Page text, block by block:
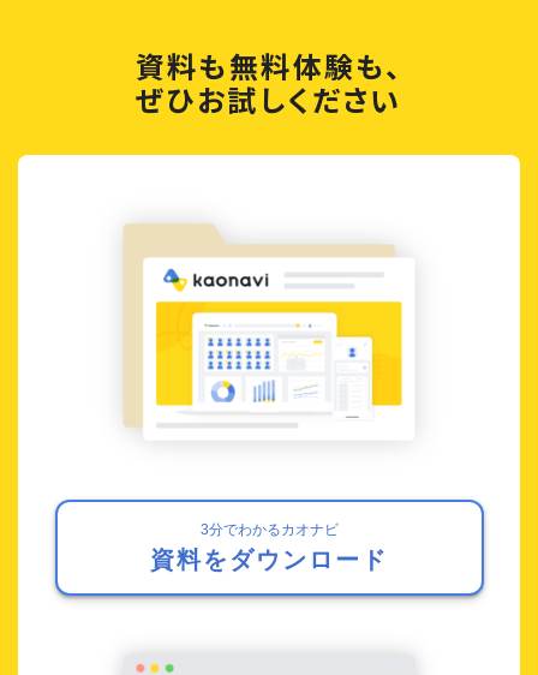
資料も無料体験も、
ぜひお試しください
3分でわかるカオナビ
資料をダウンロード